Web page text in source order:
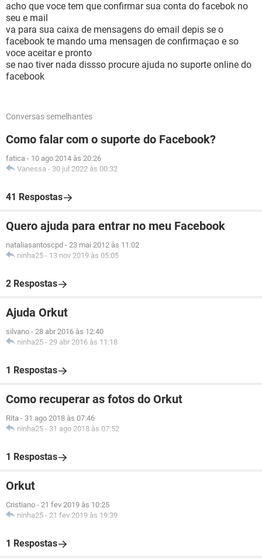
acho que voce tem que confirmar sua conta do facebok no
seu e mail
va para sua caixa de mensagens do email depis se o
facebook te mando uma mensagen de confirmaçao e so
voce aceitar e pronto
se nao tiver nada dissso procure ajuda no suporte online do
facebook
Conversas semelhantes
Como falar com o suporte do Facebook?
fatica - 10 ago 2014 às 20:26
Vanessa - 30 jul 2022 às 00:32
41 Respostas
Quero ajuda para entrar no meu Facebook
nataliasantoscpd - 23 mai 2012 às 11:02
ninha25 - 13 nov 2019 às 05:05
2 Respostas
Ajuda Orkut
silvano - 28 abr 2016 às 12:40
ninha25 - 29 abr 2016 às 11:18
1 Respostas
Como recuperar as fotos do Orkut
Rita - 31 ago 2018 às 07:46
ninha25 - 31 ago 2018 às 07:52
1 Respostas
Orkut
Cristiano - 21 fev 2019 às 10:25
ninha25 - 21 fev 2019 às 19:39
1 Respostas